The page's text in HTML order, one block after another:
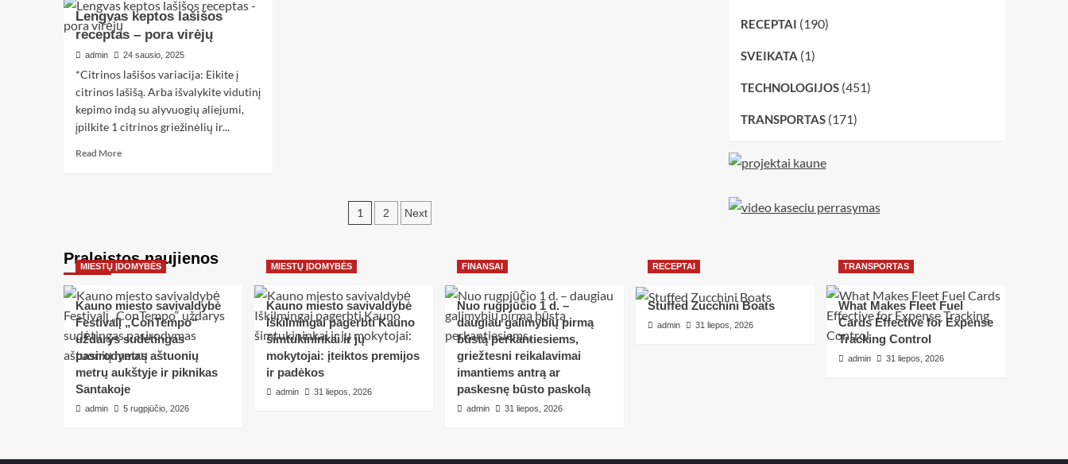
Lengvas keptos lašišos
receptas – pora virėjų
admin 24 sausio, 2025
*Citrinos lašišos variacija: Eikite į
citrinos lašišą. Arba išvalykite vidutinį
kepimo indą su alyvuogių aliejumi,
įpilkite 1 citrinos griežinėlių ir...
Read More
1 2 Next
RECEPTAI (190)
SVEIKATA (1)
TECHNOLOGIJOS(451)
TRANSPORTAS(171)
Praleistos naujienos
MIESTŲ ĮDOMYBĖS
Kauno miesto savivaldybė
Festivalį „ConTempo“
uždarys sudėtingas
pasirodymas aštuonių
metrų aukštyje ir piknikas
Santakoje
admin 5 rugpjūčio, 2026
MIESTŲ ĮDOMYBĖS
Kauno miesto savivaldybė
Iškilmingai pagerbti Kauno
šimtukininkai ir jų
mokytojai: įteiktos premijos
ir padėkos
admin 31 liepos, 2026
FINANSAI
Nuo rugpjūčio 1 d. –
daugiau galimybių pirmą
būstą perkantiesiems,
griežtesni reikalavimai
imantiems antrą ar
paskesnę būsto paskolą
admin 31 liepos, 2026
RECEPTAI
Stuffed Zucchini Boats
admin 31 liepos, 2026
TRANSPORTAS
What Makes Fleet Fuel
Cards Effective for Expense
Tracking Control
admin 31 liepos, 2026